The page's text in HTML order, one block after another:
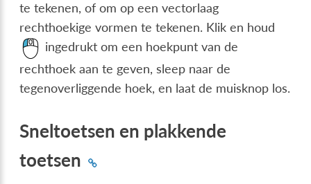
te tekenen, of om op een vectorlaag
rechthoekige vormen te tekenen. Klik en houd
ingedrukt om een hoekpunt van de
rechthoek aan te geven, sleep naar de
tegenoverliggende hoek, en laat de muisknop los.
Sneltoetsen en plakkende
toetsen